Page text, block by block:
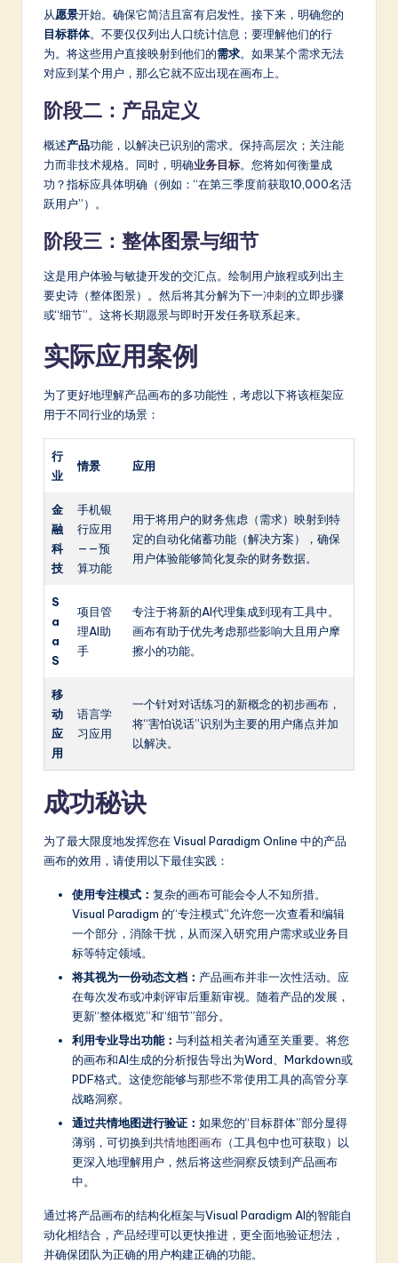
从愿景开始。确保它简洁且富有启发性。接下来，明确您的
目标群体。不要仅仅列出人口统计信息；要理解他们的行
为。将这些用户直接映射到他们的需求。如果某个需求无法
对应到某个用户，那么它就不应出现在画布上。
阶段二：产品定义
概述产品功能，以解决已识别的需求。保持高层次；关注能
力而非技术规格。同时，明确业务目标。您将如何衡量成
功？指标应具体明确（例如：“在第三季度前获取10,000名活
跃用户”）。
阶段三：整体图景与细节
这是用户体验与敏捷开发的交汇点。绘制用户旅程或列出主
要史诗（整体图景）。然后将其分解为下一冲刺的立即步骤
或“细节”。这将长期愿景与即时开发任务联系起来。
实际应用案例
为了更好地理解产品画布的多功能性，考虑以下将该框架应
用于不同行业的场景：
行
业
情景 应用
金
融
科
技
手机银
行应用
——预
算功能
用于将用户的财务焦虑（需求）映射到特
定的自动化储蓄功能（解决方案），确保
用户体验能够简化复杂的财务数据。
S
a
a
S
项目管
理AI助
手
专注于将新的AI代理集成到现有工具中。
画布有助于优先考虑那些影响大且用户摩
擦小的功能。
移
动
应
用
语言学
习应用
一个针对对话练习的新概念的初步画布，
将“害怕说话”识别为主要的用户痛点并加
以解决。
成功秘诀
为了最大限度地发挥您在 Visual Paradigm Online 中的产品
画布的效用，请使用以下最佳实践：
使用专注模式： 复杂的画布可能会令人不知所措。
Visual Paradigm 的“专注模式”允许您一次查看和编辑
一个部分，消除干扰，从而深入研究用户需求或业务目
标等特定领域。
将其视为一份动态文档： 产品画布并非一次性活动。应
在每次发布或冲刺评审后重新审视。随着产品的发展，
更新“整体概览”和“细节”部分。
利用专业导出功能： 与利益相关者沟通至关重要。将您
的画布和AI生成的分析报告导出为Word、Markdown或
PDF格式。这使您能够与那些不常使用工具的高管分享
战略洞察。
通过共情地图进行验证： 如果您的“目标群体”部分显得
薄弱，可切换到共情地图画布 （工具包中也可获取）以
更深入地理解用户，然后将这些洞察反馈到产品画布
中。
通过将产品画布的结构化框架与Visual Paradigm AI的智能自
动化相结合，产品经理可以更快推进，更全面地验证想法，
并确保团队为正确的用户构建正确的功能。